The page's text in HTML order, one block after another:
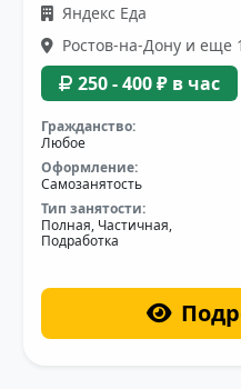
Яндекс Еда
Ростов-на-Дону и еще
250 - 400 ₽ в час
Гражданство:
Любое
Оформление:
Самозанятость
Тип занятости:
Полная, Частичная,
Подработка